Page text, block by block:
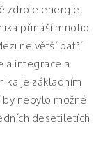
zdroje energie,
přináší mnoho
největší patří
a integrace a
je základním
nebylo možné
desetiletích